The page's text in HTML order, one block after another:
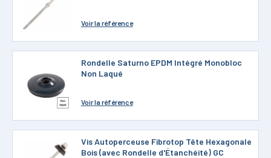
Voirla référence
Rondelle Saturno EPDM Intégré Monobloc
Non Laqué
Voirla référence
Vis Autoperceuse Fibrotop Tête Hexagonale
Bois (avec Rondelle d'Étanchéité) GC